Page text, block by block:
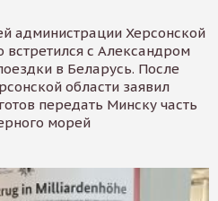
администрации Херсонской
с Александром
в Беларусь. После
области заявил
передать Минску часть
морей